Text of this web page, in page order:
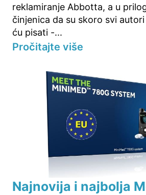
reklamiranje Abbotta, a u
činjenica da su skoro svi
ću pisati -...
Pročitajte više
Najnovija i najbolja